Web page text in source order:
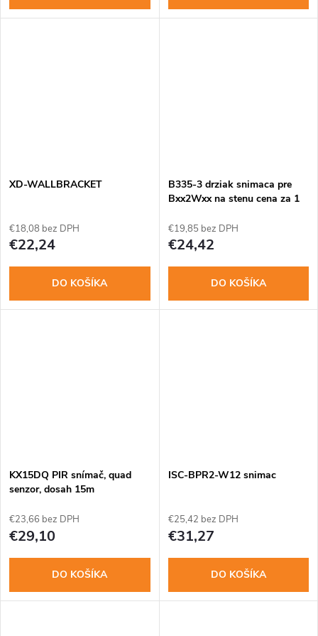
XD-WALLBRACKET
€18,08 bez DPH
€22,24
DO KOŠÍKA
B335-3 drziak snimaca pre
Bxx2Wxx na stenu cena za 1
€19,85 bez DPH
€24,42
DO KOŠÍKA
KX15DQ PIR snímač, quad
senzor, dosah 15m
€23,66 bez DPH
€29,10
DO KOŠÍKA
ISC-BPR2-W12 snimac
€25,42 bez DPH
€31,27
DO KOŠÍKA